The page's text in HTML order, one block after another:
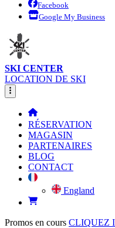
Facebook
Google My Business
SKI CENTER
LOCATION DE SKI
RÉSERVATION
MAGASIN
PARTENAIRES
BLOG
CONTACT
England
Promos en cours CLIQUEZ